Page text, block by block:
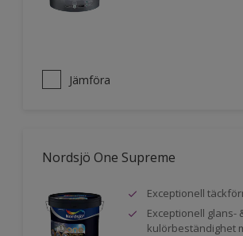
Jämföra
Nordsjö One Supreme
Exceptionell
Exceptionell glans-
kulörbeständighet